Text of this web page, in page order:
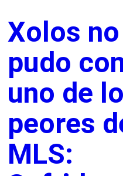
Xolos no
pudo
uno de
peores
MLS: